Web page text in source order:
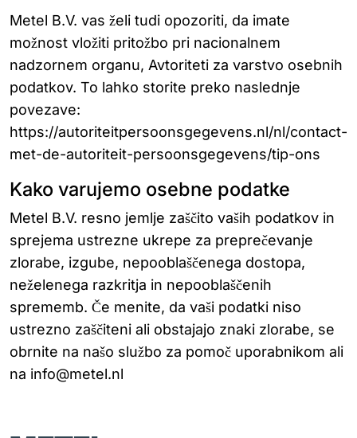
Metel B.V. vas želi tudi opozoriti, da imate
možnost vložiti pritožbo pri nacionalnem
nadzornem organu, Avtoriteti za varstvo osebnih
podatkov. To lahko storite preko naslednje
povezave:
https://autoriteitpersoonsgegevens.nl/nl/contact-
met-de-autoriteit-persoonsgegevens/tip-ons
Kako varujemo osebne podatke
Metel B.V. resno jemlje zaščito vaših podatkov in
sprejema ustrezne ukrepe za preprečevanje
zlorabe, izgube, nepooblaščenega dostopa,
neželenega razkritja in nepooblaščenih
sprememb. Če menite, da vaši podatki niso
ustrezno zaščiteni ali obstajajo znaki zlorabe, se
obrnite na našo službo za pomoč uporabnikom ali
na info@metel.nl